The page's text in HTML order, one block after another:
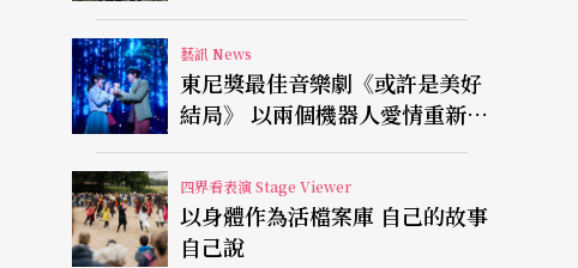
藝訊 News
東尼獎最佳音樂劇《或許是美好
結局》 以兩個機器人愛情重新凝
視有限人生
四界看表演 Stage Viewer
以身體作為活檔案庫 自己的故事
自己說